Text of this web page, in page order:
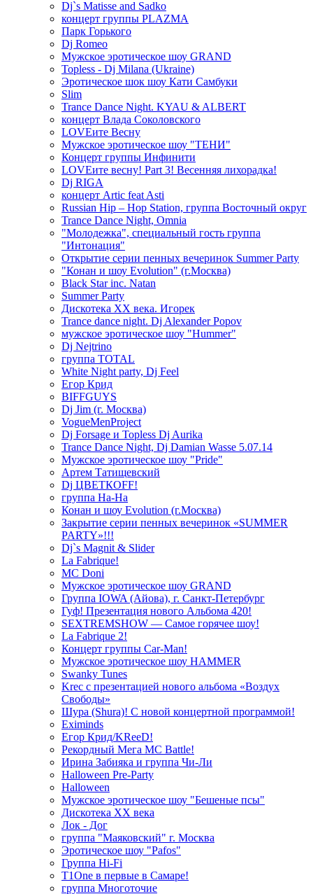
Dj`s Matisse and Sadko
концерт группы PLAZMA
Парк Горького
Dj Romeo
Мужское эротическое шоу GRAND
Topless - Dj Milana (Ukraine)
Эротическое шок шоу Кати Самбуки
Slim
Trance Dance Night. KYAU & ALBERT
концерт Влада Соколовского
LOVEите Весну
Мужское эротическое шоу "ТЕНИ"
Концерт группы Инфинити
LOVEите весну! Part 3! Весенняя лихорадка!
Dj RIGA
концерт Artic feat Asti
Russian Hip – Hop Station, группа Восточный округ
Trance Dance Night, Omnia
"Молодежка", специальный гость группа
"Интонация"
Открытие серии пенных вечеринок Summer Party
"Конан и шоу Evolution" (г.Москва)
Black Star inc. Natan
Summer Party
Дискотека ХХ века. Игорек
Trance dance night. Dj Alexander Popov
мужское эротическое шоу "Hummer"
Dj Nejtrino
группа TOTAL
White Night party, Dj Feel
Егор Крид
BIFFGUYS
Dj Jim (г. Москва)
VogueMenProject
Dj Forsage и Topless Dj Aurika
Trance Dance Night, Dj Damian Wasse 5.07.14
Мужское эротическое шоу "Pride"
Артем Татищевский
Dj ЦВЕТКOFF!
группа На-На
Конан и шоу Evolution (г.Москва)
Закрытие серии пенных вечеринок «SUMMER
PARTY»!!!
Dj`s Magnit & Slider
La Fabrique!
MC Doni
Мужское эротическое шоу GRAND
Группа IOWA (Айова), г. Санкт-Петербург
Гуф! Презентация нового Альбома 420!
SEXTREMSHOW — Самое горячее шоу!
La Fabrique 2!
Концерт группы Car-Man!
Мужское эротическое шоу HAMMER
Swanky Tunes
Krec с презентацией нового альбома «Воздух
Свободы»
Шура (Shura)! С новой концертной программой!
Eximinds
Егор Крид/KReeD!
Рекордный Мега МС Battle!
Ирина Забияка и группа Чи-Ли
Halloween Pre-Party
Halloween
Мужское эротическое шоу "Бешеные псы"
Дискотека ХХ века
Лок - Дог
группа "Маяковский" г. Москва
Эротическое шоу "Pafos"
Группа Hi-Fi
T1One в первые в Самаре!
группа Многоточие